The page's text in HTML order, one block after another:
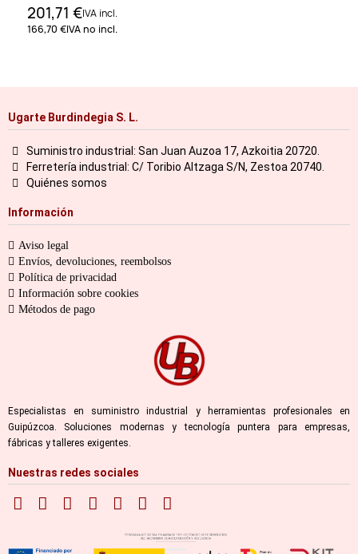
201,71 €IVA incl.
166,70 €IVA no incl.
Ugarte Burdindegia S. L.
Suministro industrial: San Juan Auzoa 17, Azkoitia 20720.
Ferretería industrial: C/ Toribio Altzaga S/N, Zestoa 20740.
Quiénes somos
Información
Aviso legal
Envíos, devoluciones, reembolsos
Política de privacidad
Información sobre cookies
Métodos de pago
Especialistas en suministro industrial y herramientas profesionales en
Guipúzcoa. Soluciones modernas y tecnología puntera para empresas,
fábricas y talleres exigentes.
Nuestras redes sociales